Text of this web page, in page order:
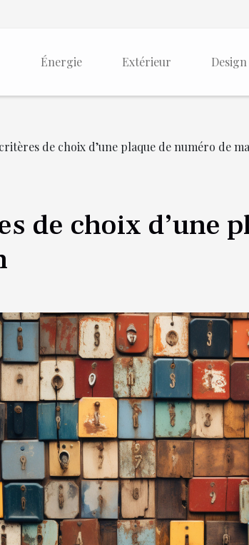
Énergie Extérieur Design
de choix d’une plaque de numéro de
de choix d’une